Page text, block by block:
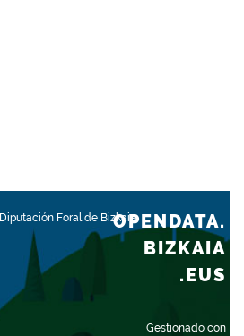
Diputación Foral de Bizkaia
Gestionado con
OPENDATA.
BIZKAIA
.EUS